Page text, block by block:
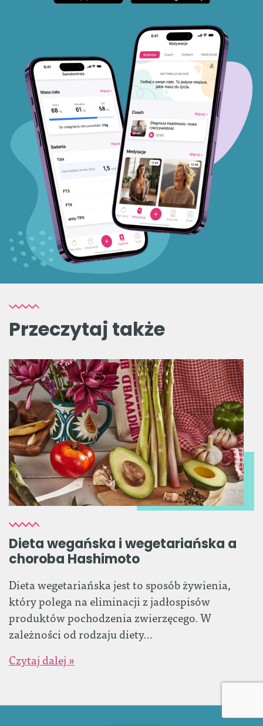
Przeczytaj także
Dieta wegańska i wegetariańska a
choroba Hashimoto
Dieta wegetariańska jest to sposób żywienia,
który polega na eliminacji z jadłospisów
produktów pochodzenia zwierzęcego. W
zależności od rodzaju diety…
Czytaj dalej »